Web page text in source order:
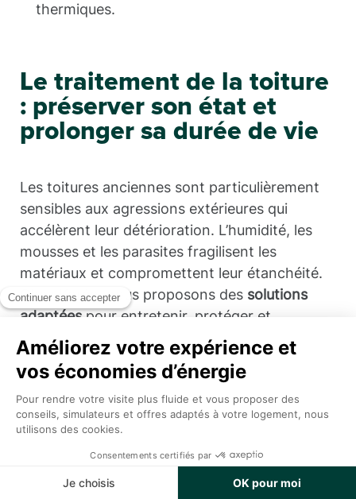
Appel Devis Gratuit
thermiques.
Le traitement de la toiture
: préserver son état et
prolonger sa durée de vie
Les toitures anciennes sont particulièrement
sensibles aux agressions extérieures qui
accélèrent leur détérioration. L’humidité, les
mousses et les parasites fragilisent les
matériaux et compromettent leur étanchéité.
Chez Koréo, nous proposons des solutions
adaptéespour entretenir, protéger et
prolonger la durée de vie des toitures grâce à
destraitements spécifiques.
Nettoyage et démoussage : préserver une
toiture saine
nettoyage et un démoussageréguliers
permettent d’éliminer les mousses, lichens et